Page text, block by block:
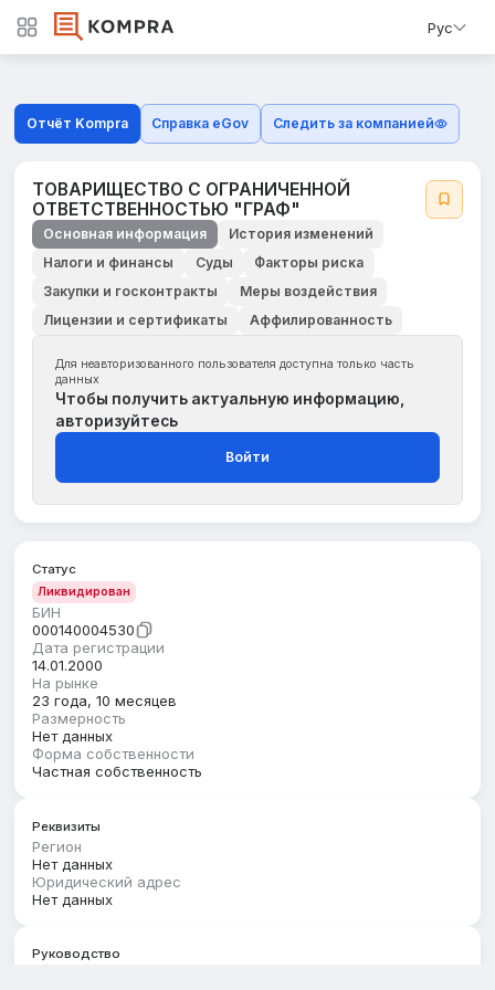
Рус
Отчёт Kompra Справка eGov Следить за компанией
ТОВАРИЩЕСТВО С ОГРАНИЧЕННОЙ
ОТВЕТСТВЕННОСТЬЮ "ГРАФ"
Основная информация
История изменений
Налоги и финансы
Суды
Факторы риска
Закупки и госконтракты
Меры воздействия
Лицензии и сертификаты
Аффилированность
Для неавторизованного пользователя доступна только часть
данных
Чтобы получить актуальную информацию,
авторизуйтесь
Войти
Статус
Ликвидирован
БИН
000140004530
Дата регистрации
14.01.2000
На рынке
23 года, 10 месяцев
Размерность
Нет данных
Форма собственности
Частная собственность
Реквизиты
Регион
Нет данных
Юридический адрес
Нет данных
Руководство